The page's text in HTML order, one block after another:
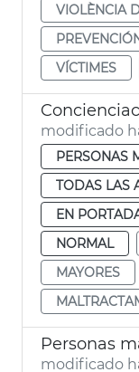
VIOLÈNCIA
VÍCTIMES
modificado
PERSONAS
TODAS LAS
EN
NORMAL
MAYORES
Personas
modificado